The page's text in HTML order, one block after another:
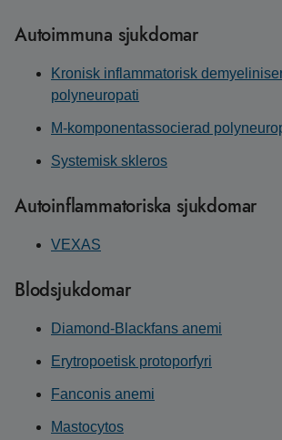
Autoimmuna sjukdomar
Kronisk inflammatorisk
polyneuropati
M-komponentassocierad
Systemisk skleros
Autoinflammatoriska sjukdomar
VEXAS
Blodsjukdomar
Diamond-Blackfans anemi
Erytropoetisk protoporfyri
Fanconis anemi
Mastocytos